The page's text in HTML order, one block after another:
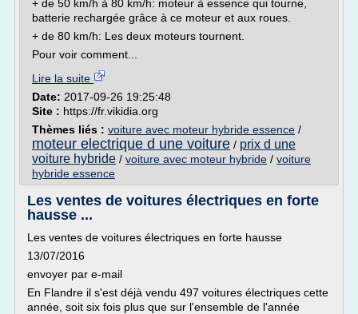
+ de 50 km/h à 80 km/h: moteur à essence qui tourne,
batterie rechargée grâce à ce moteur et aux roues.
+ de 80 km/h: Les deux moteurs tournent.
Pour voir comment...
Lire la suite
Date: 2017-09-26 19:25:48
Site : https://fr.vikidia.org
Thèmes liés : voiture avec moteur hybride essence /
moteur electrique d une voiture / prix d une
voiture hybride / voiture avec moteur hybride / voiture
hybride essence
Les ventes de voitures électriques en forte
hausse ...
Les ventes de voitures électriques en forte hausse
13/07/2016
envoyer par e-mail
En Flandre il s'est déjà vendu 497 voitures électriques cette
année, soit six fois plus que sur l'ensemble de l'année